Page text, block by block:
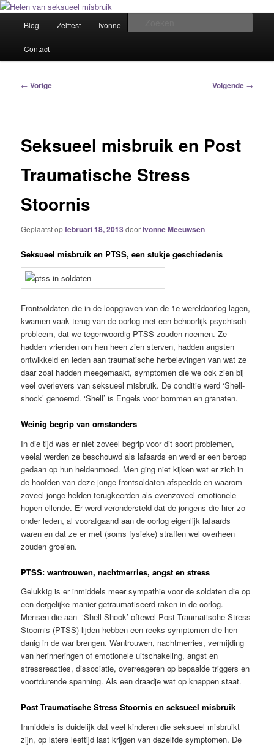
Spring
primaire
inhoudHelen van seksueel misbruik
Het trauma voorbij!
Blog Zelftest Ivonne
Contact
Bericht
← Vorige Volgende →
Seksueel misbruik en Post
Traumatische Stress
Stoornis
Geplaatst opfebruari 18, 2013 doorIvonne Meeuwsen
Seksueel misbruik en PTSS, een stukje geschiedenis
Frontsoldaten die in de loopgraven van de 1e wereldoorlog lagen,
kwamen vaak terug van de oorlog met een behoorlijk psychisch
probleem, dat we tegenwoordig PTSS zouden noemen. Ze
hadden vrienden om hen heen zien sterven, hadden angsten
ontwikkeld en leden aan traumatische herbelevingen van wat ze
daar zoal hadden meegemaakt, symptomen die we ook zien bij
veel overlevers van seksueel misbruik. De conditie werd ‘Shell-
shock’ genoemd. ‘Shell’ is Engels voor bommen en granaten.
Weinig begrip van omstanders
In die tijd was er niet zoveel begrip voor dit soort problemen,
veelal werden ze beschouwd als lafaards en werd er een beroep
gedaan op hun heldenmoed. Men ging niet kijken wat er zich in
de hoofden van deze jonge frontsoldaten afspeelde en waarom
zoveel jonge helden terugkeerden als evenzoveel emotionele
hopen ellende. Er werd verondersteld dat de jongens die hier zo
onder leden, al voorafgaand aan de oorlog eigenlijk lafaards
waren en dat ze er met (soms fysieke) straffen wel overheen
zouden groeien.
PTSS: wantrouwen, nachtmerries, angst en stress
Gelukkig is er inmiddels meer sympathie voor de soldaten die op
een dergelijke manier getraumatiseerd raken in de oorlog.
Mensen die aan ‘Shell Shock’ oftewel Post Traumatische Stress
Stoornis (PTSS) lijden hebben een reeks symptomen die hen
danig in de war brengen. Wantrouwen, nachtmerries, vermijding
van herinneringen of emotionele uitschakeling, angst en
stressreacties, dissociatie, overreageren op bepaalde triggers en
voortdurende spanning. Als een draadje wat op knappen staat.
Post Traumatische Stress Stoornis en seksueel misbruik
Inmiddels is duidelijk dat veel kinderen die seksueel misbruikt
zijn, op latere leeftijd last krijgen van dezelfde symptomen. De